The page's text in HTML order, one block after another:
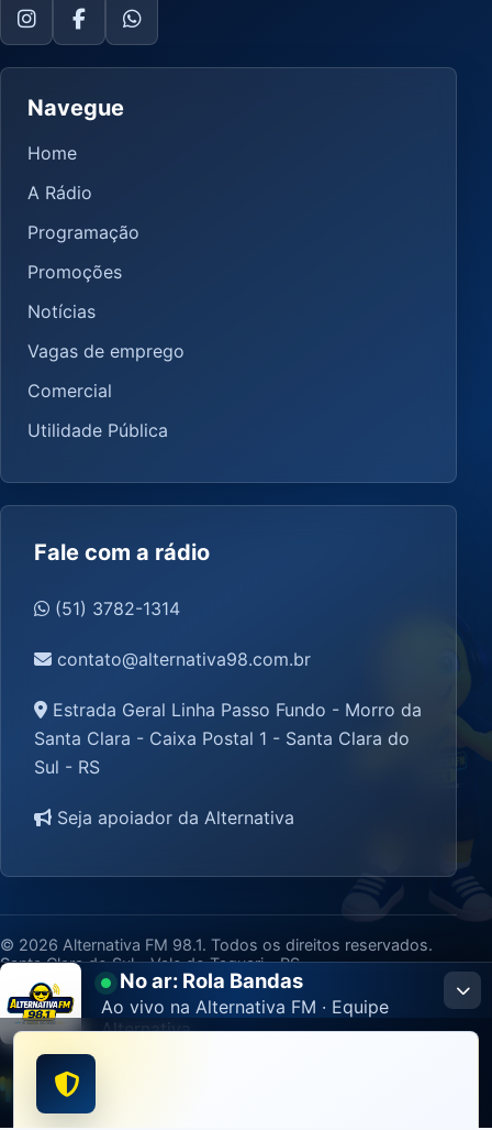
Navegue
Home
A Rádio
Programação
Promoções
Notícias
Vagas de emprego
Comercial
Utilidade Pública
Fale com a rádio
(51) 3782-1314
contato@alternativa98.com.br
Estrada Geral Linha Passo Fundo - Morro da
Santa Clara - Caixa Postal 1 - Santa Clara do
Sul - RS
Seja apoiador da Alternativa
© 2026 Alternativa FM 98.1. Todos os direitos reservados.
Santa Clara do Sul - Vale do Taquari - RS
Privacidade e cookies
Site desenvolvido por Woba Design
No ar: Rola Bandas
Ao vivo na Alternativa FM · Equipe
Alternativa